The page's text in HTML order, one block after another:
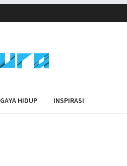
GAYA HIDUP INSPIRASI